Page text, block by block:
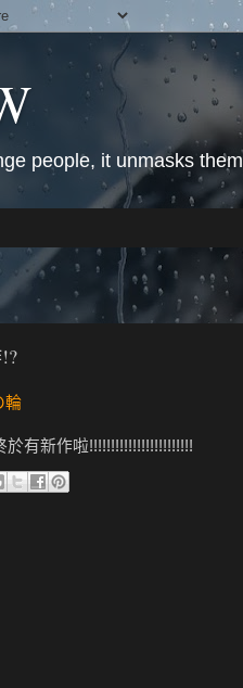
people, it unmasks
輪
有新作啦!!!!!!!!!!!!!!!!!!!!!!!!